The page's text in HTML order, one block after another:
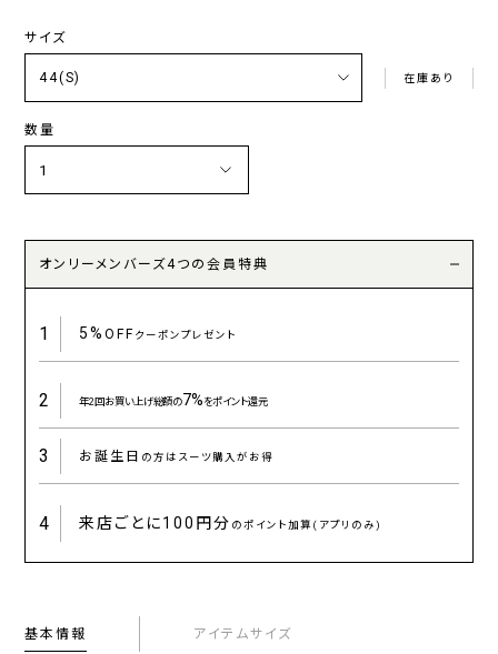
サイズ
在庫あり
数量
オンリーメンバーズ4つの会員特典
1 5%OFFクーポンプレゼント
2 年2回お買い上げ総額の7%をポイント還元
3 お誕生日 の方はスーツ購入がお得
4 来店ごとに100円分 のポイント加算(アプリのみ)
基本情報 アイテムサイズ